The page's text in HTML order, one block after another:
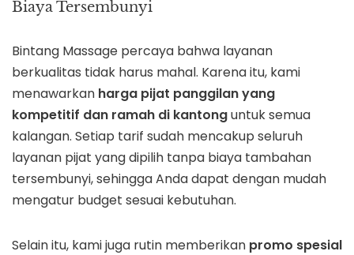
Biaya Tersembunyi
Bintang Massage percaya bahwa layanan
berkualitas tidak harus mahal. Karena itu, kami
menawarkan harga pijat panggilan yang
kompetitif dan ramah di kantonguntuk semua
kalangan. Setiap tarif sudah mencakup seluruh
layanan pijat yang dipilih tanpa biaya tambahan
tersembunyi, sehingga Anda dapat dengan mudah
mengatur budget sesuai kebutuhan.
Selain itu, kami juga rutin memberikan promo spesial